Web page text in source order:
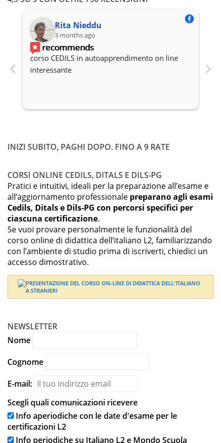
Rita Nieddu
3 months ago
recommends
corso CEDILS in autoapprendimento on line
interessante
INIZI SUBITO, PAGHI DOPO. FINO A 9 RATE
CORSI ONLINE CEDILS, DITALS E DILS-PG
Pratici e intuitivi, ideali per la preparazione all’esame e
all’aggiornamento professionale preparano agli esami
Cedils, Ditals e Dils-PG con percorsi specifici per
ciascuna certificazione.
Se vuoi provare personalmente le funzionalità del
corso online di didattica dell’italiano L2, familiarizzando
con l’ambiente di studio prima di iscriverti, chiedici un
accesso dimostrativo.
NEWSLETTER
Nome
Cognome
E-mail:
Scegli quali comunicazioni ricevere
Info aperiodiche con le date d'esame per le
certificazioni L2
Info periodiche su Italiano L2 e Mondo Scuola